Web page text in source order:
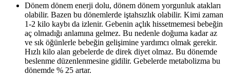
Dönem dönem enerji dolu, dönem dönem yorgunluk atakları
olabilir. Bazen bu dönemlerde iştahsızlık olabilir. Kimi zaman
1-2 kilo kaybı da izlenir. Gebenin açlık hissetmemesi bebeğin
aç olmadığı anlamına gelmez. Bu nedenle doğuma kadar az
ve sık öğünlerle bebeğin gelişimine yardımcı olmak gerekir.
Hızlı kilo alan gebelerde de direk diyet olmaz. Bu dönemde
beslenme düzenlenmesine gidilir. Gebelerde metabolizma bu
dönemde % 25 artar.